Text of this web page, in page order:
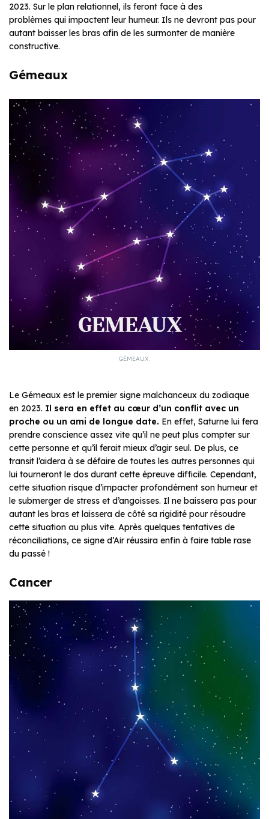
2023. Sur le plan relationnel, ils feront face à des
problèmes qui impactent leur humeur. Ils ne devront pas pour
autant baisser les bras afin de les surmonter de manière
constructive.
Gémeaux
GÉMEAUX.
Le Gémeaux est le premier signe malchanceux du zodiaque
en 2023. Il sera en effet au cœur d’un conflit avec un
proche ou un ami de longue date. En effet, Saturne lui fera
prendre conscience assez vite qu’il ne peut plus compter sur
cette personne et qu’il ferait mieux d’agir seul. De plus, ce
transit l’aidera à se défaire de toutes les autres personnes qui
lui tourneront le dos durant cette épreuve difficile. Cependant,
cette situation risque d’impacter profondément son humeur et
le submerger de stress et d’angoisses. Il ne baissera pas pour
autant les bras et laissera de côté sa rigidité pour résoudre
cette situation au plus vite. Après quelques tentatives de
réconciliations, ce signe d’Air réussira enfin à faire table rase
du passé !
Cancer